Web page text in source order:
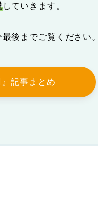
していきます。
後までご覧ください。
記事まとめ